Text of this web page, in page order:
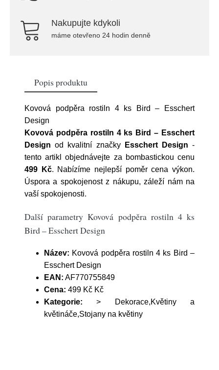
Nakupujte kdykoli
máme otevřeno 24 hodin denně
Popis produktu
Kovová podpěra rostiln 4 ks Bird – Esschert
Design
Kovová podpěra rostiln 4 ks Bird – Esschert
Design od kvalitní značky Esschert Design -
tento artikl objednávejte za bombastickou cenu
499 Kč. Nabízíme nejlepší poměr cena výkon.
Úspora a spokojenost z nákupu, záleží nám na
vaší spokojenosti.
Další parametry Kovová podpěra rostiln 4 ks
Bird – Esschert Design
Název: Kovová podpěra rostiln 4 ks Bird –
Esschert Design
EAN: AF770755849
Cena: 499 Kč Kč
Kategorie: > Dekorace,Květiny a
květináče,Stojany na květiny